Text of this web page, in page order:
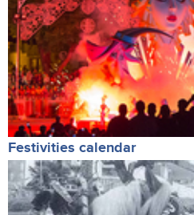
Festivities calendar